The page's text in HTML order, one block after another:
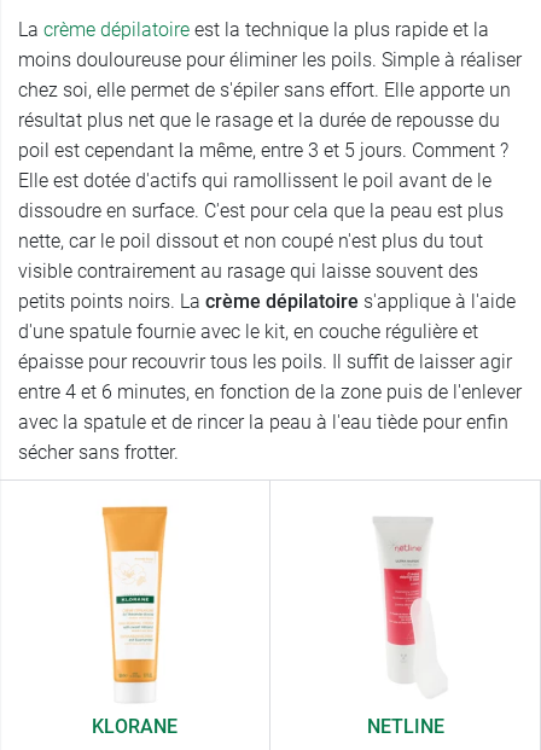
La crème dépilatoire est la technique la plus rapide et la
moins douloureuse pour éliminer les poils. Simple à réaliser
chez soi, elle permet de s'épiler sans effort. Elle apporte un
résultat plus net que le rasage et la durée de repousse du
poil est cependant la même, entre 3 et 5 jours. Comment ?
Elle est dotée d'actifs qui ramollissent le poil avant de le
dissoudre en surface. C'est pour cela que la peau est plus
nette, car le poil dissout et non coupé n'est plus du tout
visible contrairement au rasage qui laisse souvent des
petits points noirs. La crème dépilatoire s'applique à l'aide
d'une spatule fournie avec le kit, en couche régulière et
épaisse pour recouvrir tous les poils. Il suffit de laisser agir
entre 4 et 6 minutes, en fonction de la zone puis de l'enlever
avec la spatule et de rincer la peau à l'eau tiède pour enfin
sécher sans frotter.
KLORANE
NETLINE